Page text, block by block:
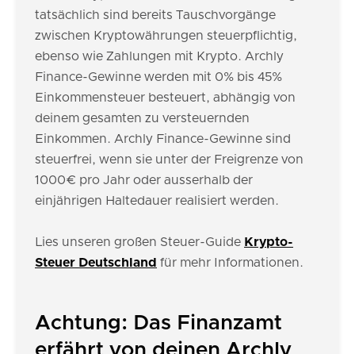
tatsächlich sind bereits Tauschvorgänge
zwischen Kryptowährungen steuerpflichtig,
ebenso wie Zahlungen mit Krypto. Archly
Finance-Gewinne werden mit 0% bis 45%
Einkommensteuer besteuert, abhängig von
deinem gesamten zu versteuernden
Einkommen. Archly Finance-Gewinne sind
steuerfrei, wenn sie unter der Freigrenze von
1000€ pro Jahr oder ausserhalb der
einjährigen Haltedauer realisiert werden.
Lies unseren großen Steuer-Guide Krypto-
Steuer Deutschland für mehr Informationen.
Achtung: Das Finanzamt